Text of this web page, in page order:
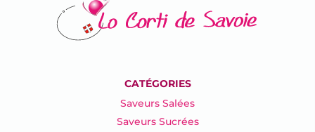
CATÉGORIES
Saveurs Salées
Saveurs Sucrées